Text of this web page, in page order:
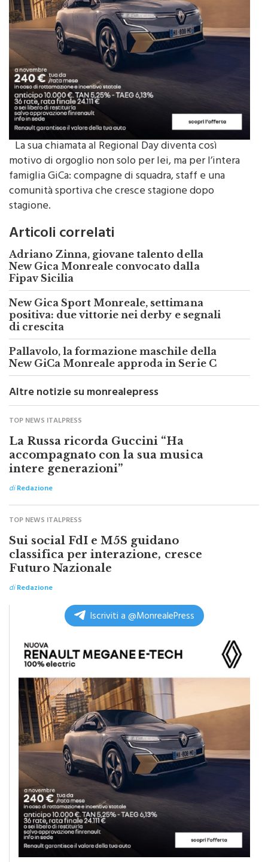
La sua chiamata al Regional Day diventa così
motivo di orgoglio non solo per lei, ma per l’intera
famiglia GiCa: compagne di squadra, staff e una
comunità sportiva che cresce stagione dopo
stagione.
Articoli correlati
Adriano Zinna, giovane talento della
New Gica Monreale convocato dalla
Fipav Sicilia
New Gica Sport Monreale, settimana
positiva: due vittorie nei derby e segnali
di crescita
New GiCa Monreale approda in Serie C
Altre notizie su monrealepress
TOP NEWS ITALPRESS
La Russa ricorda Guccini “Ha
accompagnato con la sua musica
intere generazioni”
diRedazione
TOP NEWS ITALPRESS
Sui social FdI e M5S guidano
classifica per interazione, cresce
Futuro Nazionale
di Redazione
Iscriviti a @MonrealePress